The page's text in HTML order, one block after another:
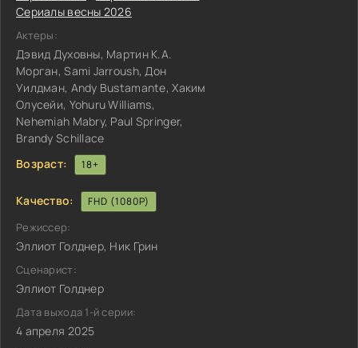
Сериалы весны 2026
Актеры:
Дэвид Духовны, Мартин К.А.
Морган, Sami Jarroush, Дон
Уилдман, Andy Bustamante, Хаким
Олусейи, Yohuru Williams,
Nehemiah Mabry, Paul Springer,
Brandy Schillace
Возраст:
18+
Качество: FHD (1080P)
Режиссер:
Эллиот Голднер, Ник Грин
Сценарист:
Эллиот Голднер
Дата выхода 1-й серии:
4 апреля 2025